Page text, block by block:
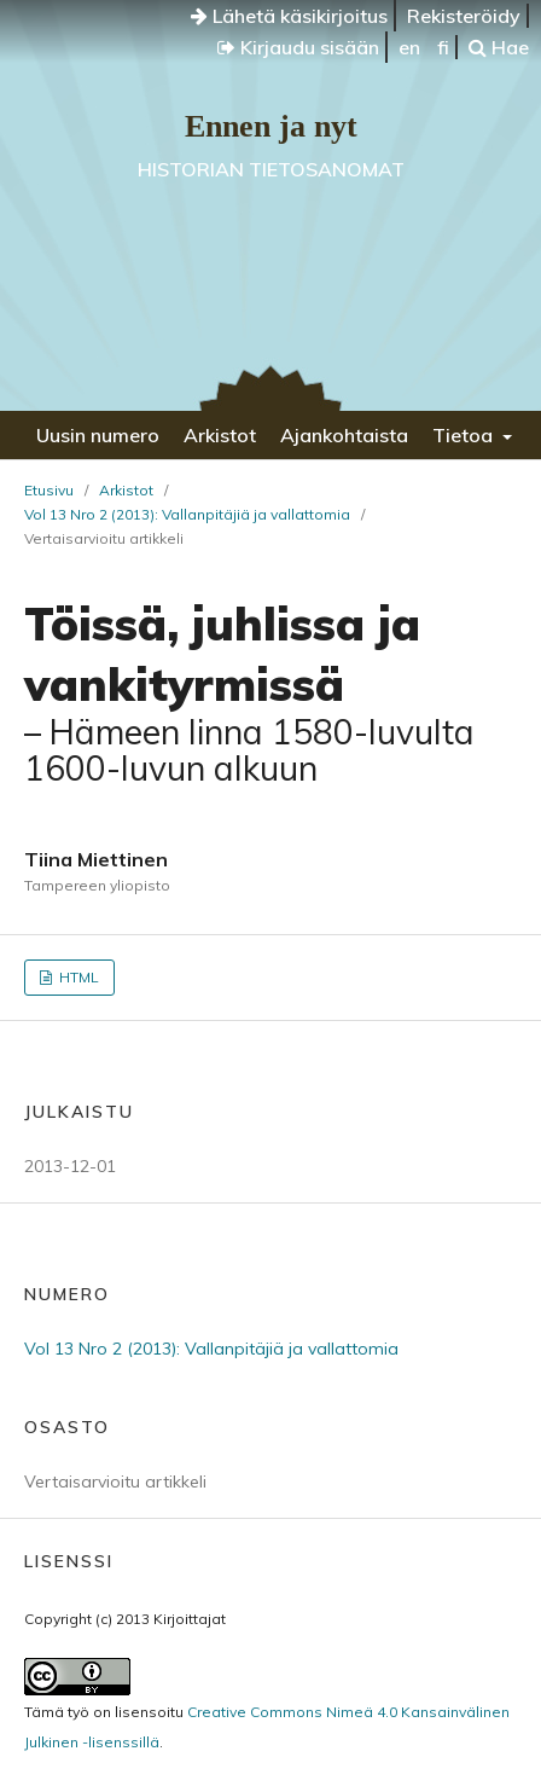
Lähetä käsikirjoitus
Rekisteröidy
Kirjaudu sisään
en fi Hae
Ennen ja nyt
HISTORIAN TIETOSANOMAT
Uusin numero Arkistot Ajankohtaista Tietoa
Etusivu / Arkistot /
Vol 13 Nro 2 (2013): Vallanpitäjiä ja vallattomia
/
Vertaisarvioitu artikkeli
Töissä, juhlissa ja
vankityrmissä
– Hämeen linna 1580-luvulta
1600-luvun alkuun
Tiina Miettinen
Tampereen yliopisto
HTML
JULKAISTU
2013-12-01
NUMERO
Vol 13 Nro 2 (2013): Vallanpitäjiä ja vallattomia
OSASTO
Vertaisarvioitu artikkeli
LISENSSI
Copyright (c) 2013 Kirjoittajat
Tämä työ on lisensoitu Creative Commons Nimeä 4.0 Kansainvälinen
Julkinen -lisenssillä.